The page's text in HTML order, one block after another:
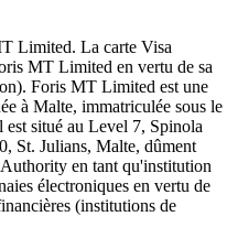
Limited. La carte Visa
MT Limited en vertu de sa
Foris MT Limited est une
à Malte, immatriculée sous le
situé au Level 7, Spinola
St. Julians, Malte, dûment
en tant qu'institution
électroniques en vertu de
(institutions de